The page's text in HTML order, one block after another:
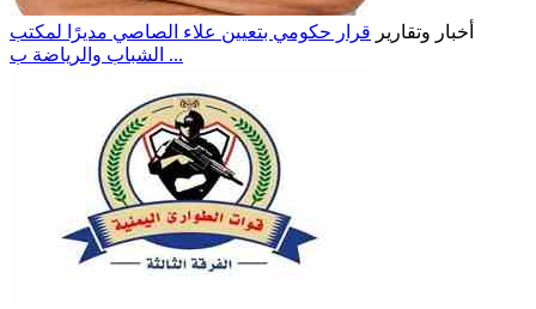
أخبار وتقارير قرار حكومي بتعيين علاء الصاصي مديرًا لمكتب
الشباب والرياضة ب ...